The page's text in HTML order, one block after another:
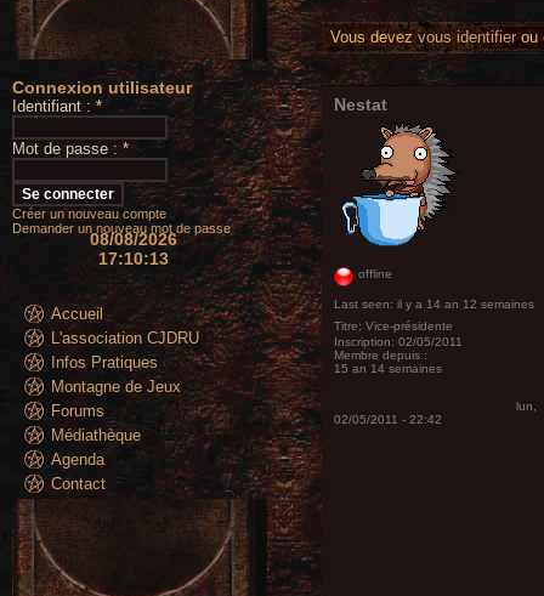
Connexion utilisateur
Identifiant : *
Mot de passe : *
Créer un nouveau compte
Demander un nouveau mot de passe
08/08/2026
17:10:15
Accueil
L'association CJDRU
Infos Pratiques
Montagne de Jeux
Forums
Médiathèque
Agenda
Contact
Vous devez vous identifier ou
Nestat
offline
Last seen: il y a 14 an 12 semaines
Titre: Vice-présidente
Inscription: 02/05/2011
Membre depuis :
15 an 14 semaines
lun,
02/05/2011 - 22:42